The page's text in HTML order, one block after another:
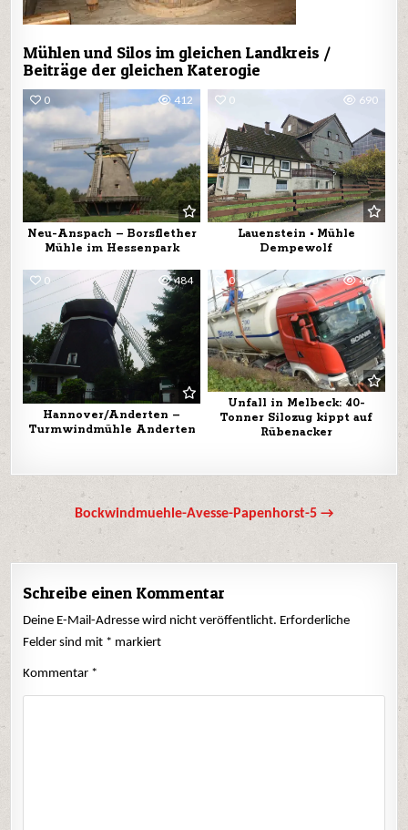
Mühlen und Silos im gleichen Landkreis /
Beiträge der gleichen Katerogie
0 412
Neu-Anspach – Borsflether
Mühle im Hessenpark
0 690
Lauenstein • Mühle
Dempewolf
0 484
Hannover/Anderten –
Turmwindmühle Anderten
0 490
Unfall in Melbeck: 40-
Tonner Silozug kippt auf
Rübenacker
Beitrags-
Navigation
Bockwindmuehle-Avesse-Papenhorst-5 →
Schreibe einen Kommentar
Deine E-Mail-Adresse wird nicht veröffentlicht. Erforderliche
Felder sind mit * markiert
Kommentar *